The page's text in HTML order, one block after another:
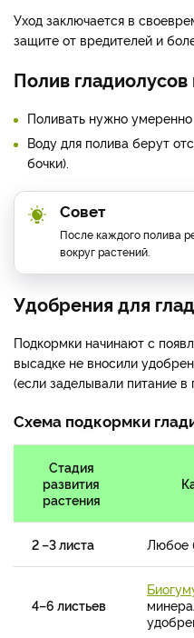
Уход заключается в
защите от вредителей и
Полив
Поливать нужно умеренно
Воду для полива берут
бочки).
Совет
После каждого полива
вокруг растений.
Удобрения для
Подкормки начинают с
высадке не вносили
(если заделывали питание в
Схема подкормки
Стадия
развития
растения
2 –3 листа Любое
4–6 листьев